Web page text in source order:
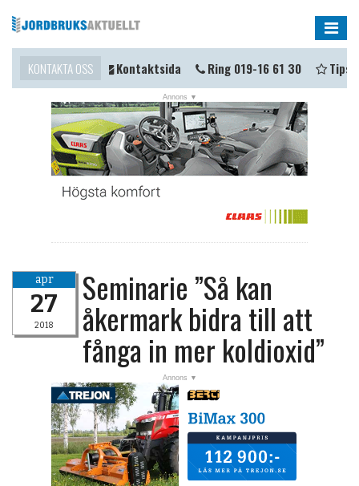
KONTAKTA OSS
i kontakt? Kontaktsida Ring 019-16 61 30 Tipsa
apr
27
2018
Seminarie ”Så kan
åkermark bidra till att
fånga in mer koldioxid”